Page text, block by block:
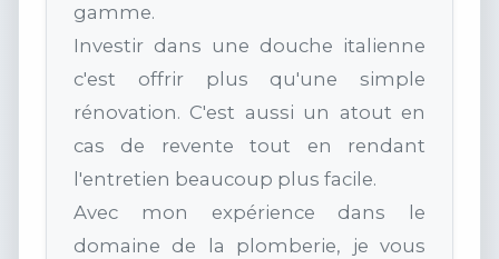
gamme.
Investir dans une douche italienne
c'est offrir plus qu'une simple
rénovation. C'est aussi un atout en
cas de revente tout en rendant
l'entretien beaucoup plus facile.
Avec mon expérience dans le
domaine de la plomberie, je vous